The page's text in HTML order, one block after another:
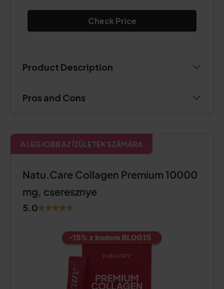
Check Price
Product Description
Pros and Cons
A LEGJOBB AZ ÍZÜLETEK SZÁMÁRA
Natu.Care Collagen Premium 10000
mg, cseresznye
5.0